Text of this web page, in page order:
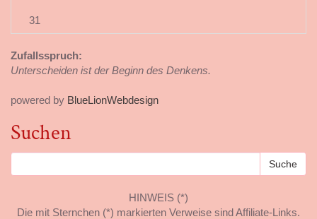
31
Zufallsspruch:
Unterscheiden ist der Beginn des Denkens.
powered by BlueLionWebdesign
Suchen
HINWEIS (*)
Die mit Sternchen (*) markierten Verweise sind Affiliate-Links.